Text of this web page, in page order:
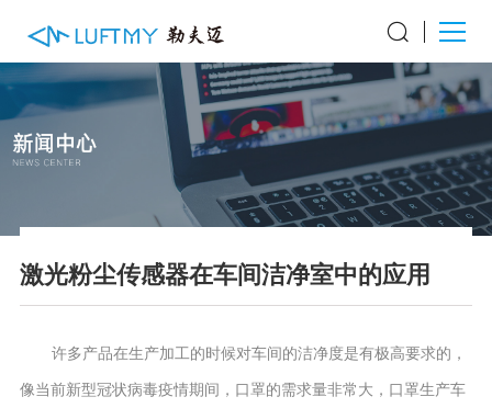
激光粉尘传感器在车间洁净室中的应用
许多产品在生产加工的时候对车间的洁净度是有极高要求的，
像当前新型冠状病毒疫情期间，口罩的需求量非常大，口罩生产车